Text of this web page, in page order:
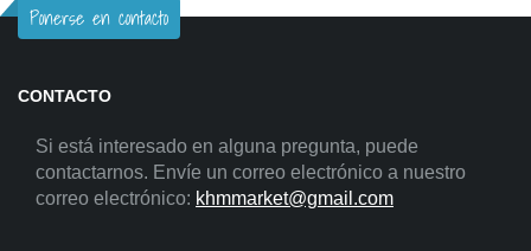
Ponerse en contacto
CONTACTO
Si está interesado en alguna pregunta, puede
contactarnos. Envíe un correo electrónico a nuestro
correo electrónico: khmmarket@gmail.com